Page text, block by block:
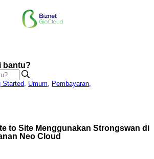
bantu?
Started, Umum, Pembayaran,
to Site Menggunakan Strongswan di
Neo Cloud